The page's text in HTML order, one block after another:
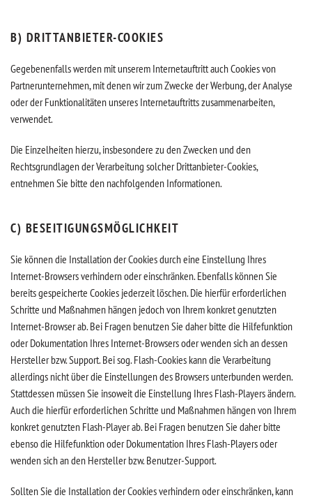
B) DRITTANBIETER-COOKIES
Gegebenenfalls werden mit unserem Internetauftritt auch Cookies von
Partnerunternehmen, mit denen wir zum Zwecke der Werbung, der Analyse
oder der Funktionalitäten unseres Internetauftritts zusammenarbeiten,
verwendet.
Die Einzelheiten hierzu, insbesondere zu den Zwecken und den
Rechtsgrundlagen der Verarbeitung solcher Drittanbieter-Cookies,
entnehmen Sie bitte den nachfolgenden Informationen.
C) BESEITIGUNGSMÖGLICHKEIT
Sie können die Installation der Cookies durch eine Einstellung Ihres
Internet-Browsers verhindern oder einschränken. Ebenfalls können Sie
bereits gespeicherte Cookies jederzeit löschen. Die hierfür erforderlichen
Schritte und Maßnahmen hängen jedoch von Ihrem konkret genutzten
Internet-Browser ab. Bei Fragen benutzen Sie daher bitte die Hilfefunktion
oder Dokumentation Ihres Internet-Browsers oder wenden sich an dessen
Hersteller bzw. Support. Bei sog. Flash-Cookies kann die Verarbeitung
allerdings nicht über die Einstellungen des Browsers unterbunden werden.
Stattdessen müssen Sie insoweit die Einstellung Ihres Flash-Players ändern.
Auch die hierfür erforderlichen Schritte und Maßnahmen hängen von Ihrem
konkret genutzten Flash-Player ab. Bei Fragen benutzen Sie daher bitte
ebenso die Hilfefunktion oder Dokumentation Ihres Flash-Players oder
wenden sich an den Hersteller bzw. Benutzer-Support.
Sollten Sie die Installation der Cookies verhindern oder einschränken, kann